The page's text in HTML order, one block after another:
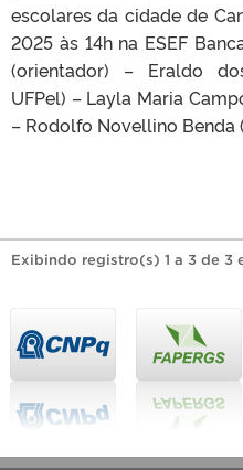
escolares da cidade de
2025 às 14h na ESEF
(orientador) – Eraldo
UFPel) – Layla Maria
– Rodolfo Novellino Benda
Exibindo registro(s) 1 a 3 de 3